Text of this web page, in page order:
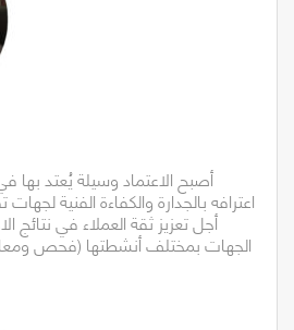
أصبح الاعتماد وسيلة يُعتد بها
اعترافه بالجدارة والكفاءة الفنية
أجل تعزيز ثقة العملاء في نتائج
الجهات بمختلف أنشطتها (فحص